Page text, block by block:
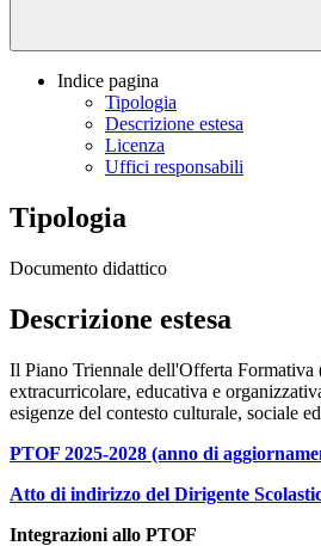
Indice pagina
Tipologia
Descrizione estesa
Licenza
Uffici responsabili
Tipologia
Documento didattico
Descrizione estesa
Il Piano Triennale dell'Offerta Formativa
extracurricolare, educativa e
esigenze del contesto culturale, sociale
PTOF 2025-2028 (anno di
Atto di indirizzo del Dirigente
Integrazioni allo PTOF